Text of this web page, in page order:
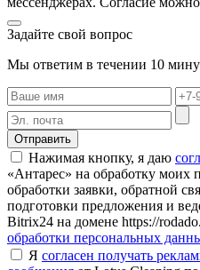
Задайте свой вопрос
Мы ответим в течении 10
Отправить
Нажимая кнопку, я даю
«Антарес» на обработку моих
обработки заявки, обратной
подготовки предложения и
Bitrix24 на домене https://
обработки персональных
Я согласен получать